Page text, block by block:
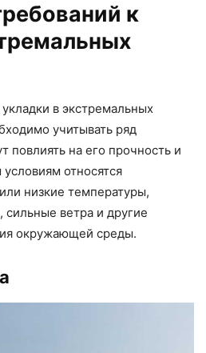
к
в экстремальных
учитывать ряд
повлиять на его прочность и
относятся
низкие температуры,
ветра и другие
окружающей среды.